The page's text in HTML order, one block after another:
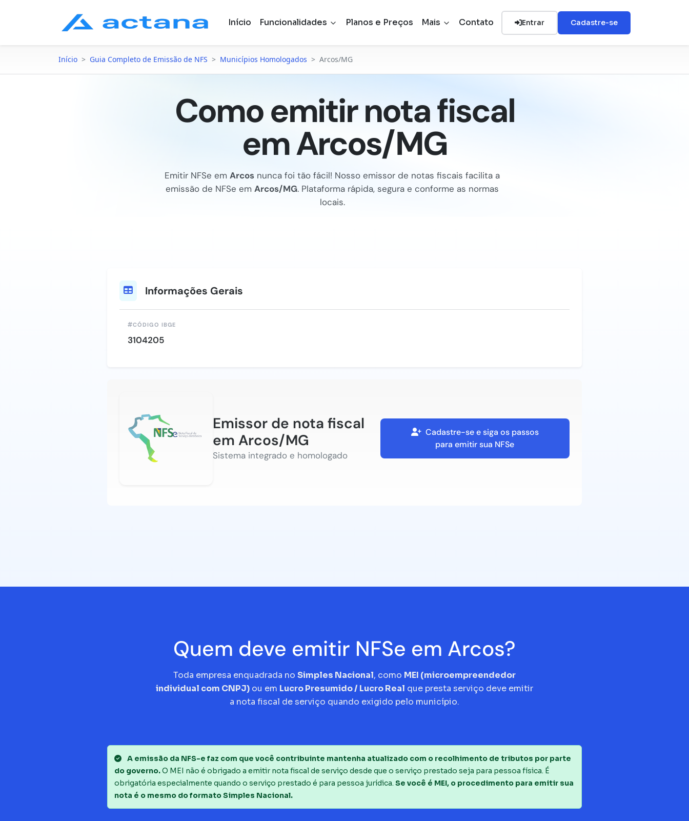
Início Funcionalidades Planos e Preços Mais Contato Entrar Cadastre-se
Início > Guia Completo de Emissão de NFS > Municípios Homologados > Arcos/MG
Como emitir nota fiscal
em Arcos/MG
Emitir NFSe em Arcos nunca foi tão fácil! Nosso emissor de notas fiscais facilita a
emissão de NFSe em Arcos/MG. Plataforma rápida, segura e conforme as normas
locais.
Informações Gerais
CÓDIGO IBGE
3104205
Emissor de nota fiscal
em Arcos/MG
Sistema integrado e homologado
Cadastre-se e siga os passos
para emitir sua NFSe
Quem deve emitir NFSe em Arcos?
Toda empresa enquadrada no Simples Nacional, como MEI (microempreendedor
individual com CNPJ) ou em Lucro Presumido / Lucro Real que presta serviço deve emitir
a nota fiscal de serviço quando exigido pelo município.
A emissão da NFS-e faz com que você contribuinte mantenha atualizado com o recolhimento de tributos por parte
do governo.O MEI não é obrigado a emitir nota fiscal de serviço desde que o serviço prestado seja para pessoa física. É
obrigatória especialmente quando o serviço prestado é para pessoa jurídica. Se você é MEI, o procedimento para emitir sua
nota é o mesmo do formato Simples Nacional.